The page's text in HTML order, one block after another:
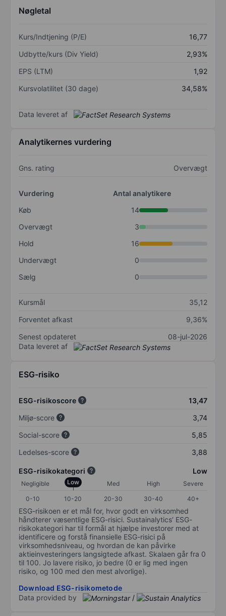
Nøgletal
Kurs/Indtjening (P/E)
16,77
Udbytte/kurs (Div Yield)
2,93%
EPS (LTM)
1,92
Kursvolatilitet (30 dage)
34,58%
Data leveret af
Analytikernes vurdering
Gns. rating Overvægt
Vurdering
Antal analytikere
Køb
14
Overvægt
3
Hold
16
Undervægt
0
Sælg
0
Kursmål
35,12
Forventet afkast
9,36%
Senest opdateret
08-jul-2026
Data leveret af
ESG-risiko
ESG-risikoscore
13,47
Miljø-score
3,74
Social-score
5,85
Ledelses-score
3,88
ESG-risikokategori Low
Negligible Low Med High
Severe
0-10
10-20 20-30 30-40 40+
ESG-risikoen er et mål for, hvor godt en virksomhed
håndterer væsentlige ESG-risici. Sustainalytics’ ESG-
risikokategori har til formål at hjælpe investorer med at
identificere og forstå finansielle ESG-risici på
virksomhedsniveau, og hvordan de kan påvirke
aktieinvesteringers langsigtede afkast. Skalaen går fra 0
til 100. Jo lavere risiko, jo bedre (0 er lig med ingen
risiko, og 100 med den mest alvorlige).
Download ESG-risikometode
Data provided by
/